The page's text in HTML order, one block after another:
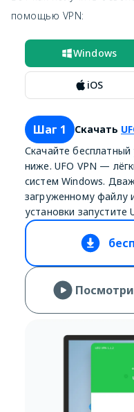
помощью VPN:
Windows
iOS
Шаг 1 Скачать
Скачайте
ниже. UFO VPN —
систем Windows.
загруженному файлу
установки запустите